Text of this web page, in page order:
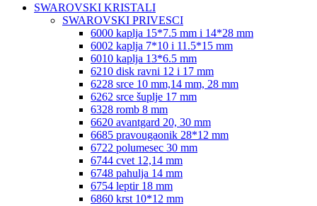
SWAROVSKI KRISTALI
SWAROVSKI PRIVESCI
6000 kaplja 15*7.5 mm i 14*28 mm
6002 kaplja 7*10 i 11.5*15 mm
6010 kaplja 13*6.5 mm
6210 disk ravni 12 i 17 mm
6228 srce 10 mm,14 mm, 28 mm
6262 srce šuplje 17 mm
6328 romb 8 mm
6620 avantgard 20, 30 mm
6685 pravougaonik 28*12 mm
6722 polumesec 30 mm
6744 cvet 12,14 mm
6748 pahulja 14 mm
6754 leptir 18 mm
6860 krst 10*12 mm